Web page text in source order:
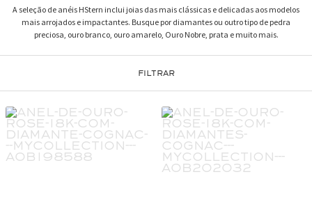
A seleção de anéis HStern inclui joias das mais clássicas e delicadas aos modelos
mais arrojados e impactantes. Busque por diamantes ou outro tipo de pedra
preciosa, ouro branco, ouro amarelo, Ouro Nobre, prata e muito mais.
FILTRAR